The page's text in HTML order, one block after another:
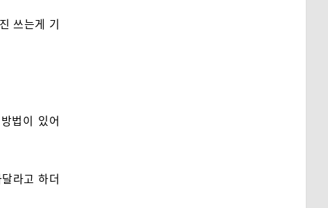
쓰는게 기
법이 있어
라고 하더